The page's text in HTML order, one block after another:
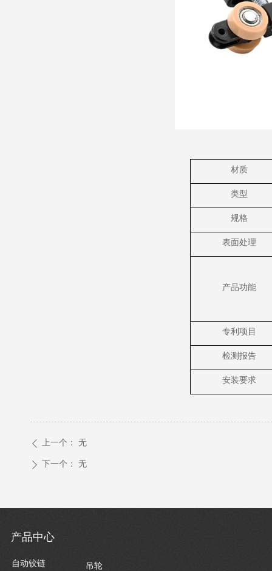
材质
类型
规格
表面处理
产品功能
专利项目
检测报告
安装要求
ꄲ 下一个： 无
ꄴ 上一个： 无
产品中心
自动铰链 吊轮